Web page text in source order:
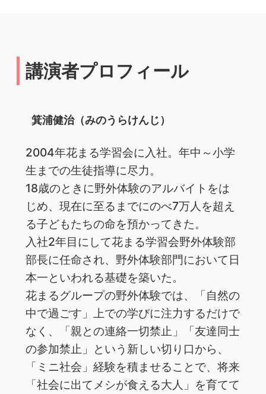
講演者プロフィール
箕浦健治（みのうらけんじ）
2004年花まる学習会に入社。年中～小学
生までの生徒指導に尽力。
18歳のときに野外体験のアルバイトをは
じめ、現在に至るまでにのべ7万人を超え
る子どもたちの命を預かってきた。
入社2年目にして花まる学習会野外体験部
部長に任命され、野外体験部門において日
本一といわれる基礎を築いた。
花まるグループの野外体験では、「自然の
中で過ごす」上での学びに注力するだけで
なく、「親との連絡一切禁止」「友達同士
の参加禁止」という新しい切り口から、
「ミニ社会」経験を積ませることで、将来
「社会に出てメシが食える大人」を育てて